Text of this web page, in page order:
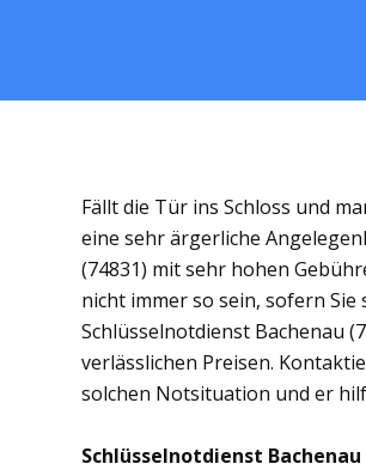
Fällt die Tür ins Schloss und
eine sehr ärgerliche
(74831) mit sehr hohen
nicht immer so sein, sofern
Schlüsselnotdienst Bachenau
verlässlichen Preisen.
solchen Notsituation und er
Schlüsselnotdienst